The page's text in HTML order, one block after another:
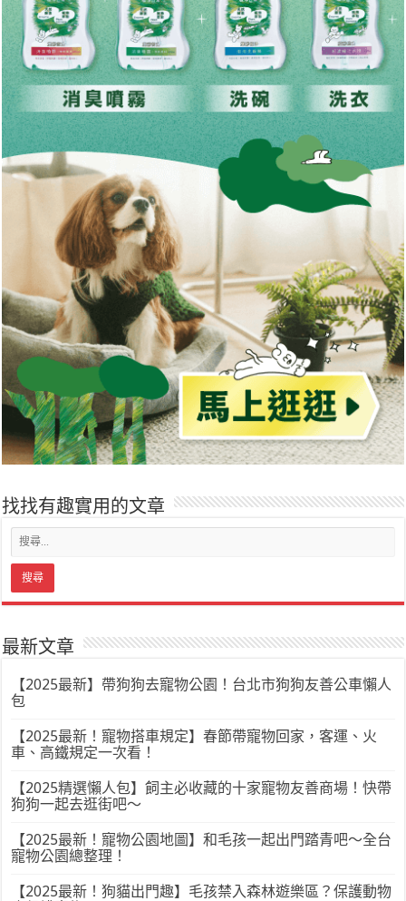
找找有趣實用的文章
最新文章
【2025最新】帶狗狗去寵物公園！台北市狗狗友善公車懶人
包
【2025最新！寵物搭車規定】春節帶寵物回家，客運、火
車、高鐵規定一次看！
【2025精選懶人包】飼主必收藏的十家寵物友善商場！快帶
狗狗一起去逛街吧～
【2025最新！寵物公園地圖】和毛孩一起出門踏青吧～全台
寵物公園總整理！
【2025最新！狗貓出門趣】毛孩禁入森林遊樂區？保護動物